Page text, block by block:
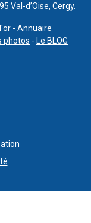
Val-d’Oise, Cergy.
- Annuaire
photos - Le BLOG